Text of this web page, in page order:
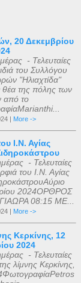
20 Δεκεμβρίου
- Τελευταίες
του Συλλόγου
"Ηλιαχτίδα"
της πόλης των
από το
| More ->
Ι.Ν. Αγίας
- Τελευταίες
του Ι.Ν. Αγίας
2024ΟΡΘΡΟΣ
08:15 ΜΕ...
| More ->
Κερκίνης, 12
2024
- Τελευταίες
λίμνης Κερκίνης,